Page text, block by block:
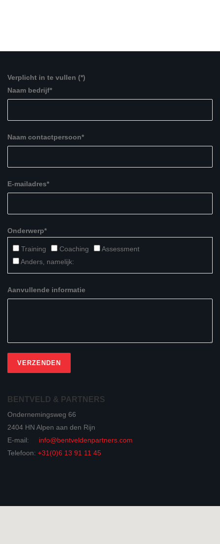
Verplicht in te vullen (*)
Naam bedrijf*
Naam contactpersoon*
E-mailadres*
Onderwerp*
Training Coaching
Assessment
Anders, namelijk:
Aanvullende informatie
BENTVELD & PARTNERS
Ondernemingsweg 66
2404 HN Alpen aan den Rijn
E-mail: info@bentveldenpartners.com
Telefoon: +31(0)6 13 91 11 45